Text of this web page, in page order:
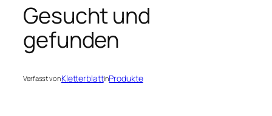
Gesucht und
gefunden
Verfasst vonKletterblattinProdukte